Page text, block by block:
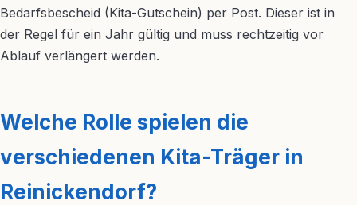
Bedarfsbescheid (Kita-Gutschein) per Post. Dieser ist in
der Regel für ein Jahr gültig und muss rechtzeitig vor
Ablauf verlängert werden.
Welche Rolle spielen die
verschiedenen Kita-Träger in
Reinickendorf?